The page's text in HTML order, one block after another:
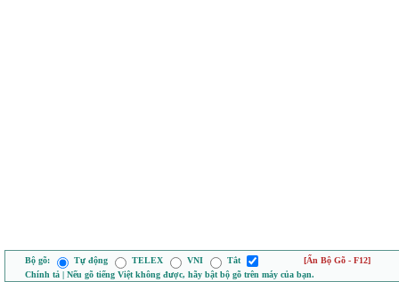
Bộ gõ: Tự động TELEX VNI Tắt
[Ẩn Bộ Gõ - F12]
Chính tả | Nếu gõ tiếng Việt không được, hãy bật bộ gõ trên máy của bạn.